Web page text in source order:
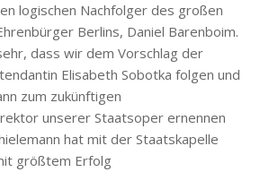
logischen Nachfolger des großen
Berlins, Daniel Barenboim.
dass wir dem Vorschlag der
Elisabeth Sobotka folgen und
zum zukünftigen
unserer Staatsoper ernennen
hat mit der Staatskapelle
größtem Erfolg